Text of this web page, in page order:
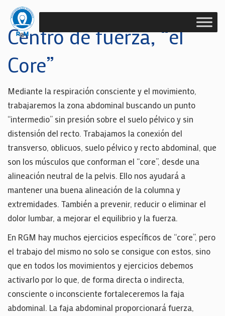
Centro de fuerza, “el
Core”
Mediante la respiración consciente y el movimiento,
trabajaremos la zona abdominal buscando un punto
“intermedio” sin presión sobre el suelo pélvico y sin
distensión del recto. Trabajamos la conexión del
transverso, oblicuos, suelo pélvico y recto abdominal, que
son los músculos que conforman el “core”, desde una
alineación neutral de la pelvis. Ello nos ayudará a
mantener una buena alineación de la columna y
extremidades. También a prevenir, reducir o eliminar el
dolor lumbar, a mejorar el equilibrio y la fuerza.
En RGM hay muchos ejercicios específicos de “core”, pero
el trabajo del mismo no solo se consigue con estos, sino
que en todos los movimientos y ejercicios debemos
activarlo por lo que, de forma directa o indirecta,
consciente o inconsciente fortaleceremos la faja
abdominal. La faja abdominal proporcionará fuerza,